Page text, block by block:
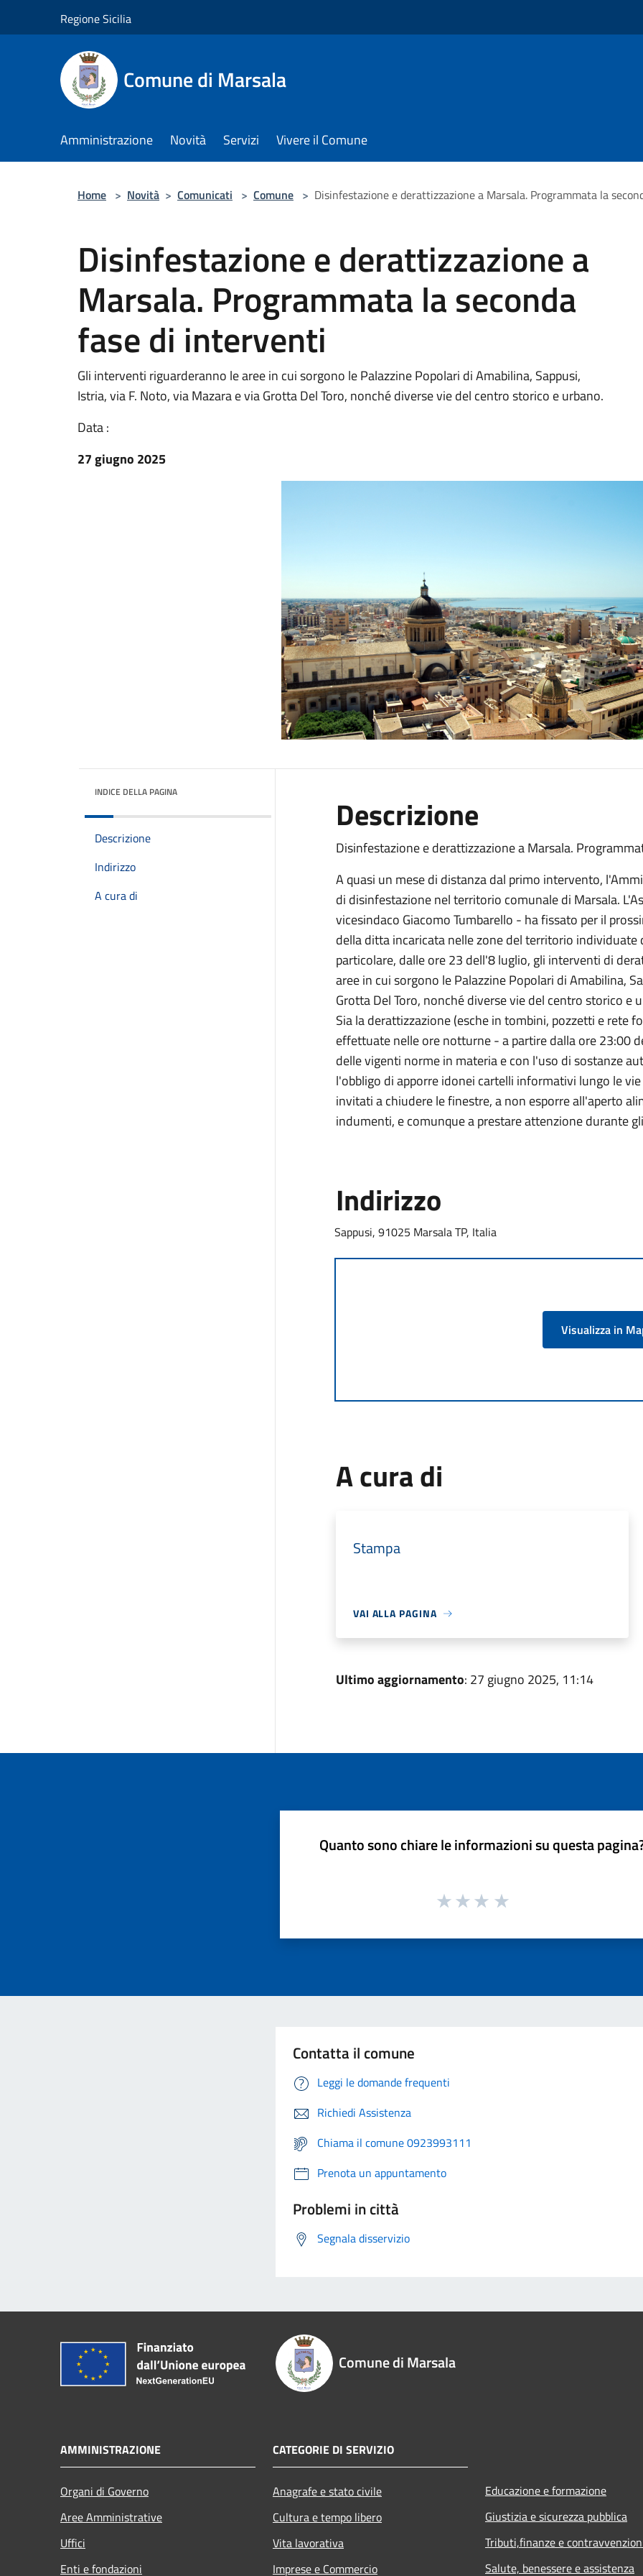
Regione Sicilia
Comune di Marsala
Amministrazione Novità Servizi Vivere il Comune
Home > Novità > Comunicati > Comune > Disinfestazione e derattizzazione a Marsala. Programmata la
Disinfestazione e derattizzazione a
Marsala. Programmata la seconda
fase di interventi
Gli interventi riguarderanno le aree in cui sorgono le Palazzine Popolari di Amabilina, Sappusi,
Istria, via F. Noto, via Mazara e via Grotta Del Toro, nonché diverse vie del centro storico e urbano.
Data :
27 giugno 2025
INDICE DELLA PAGINA
Descrizione
Indirizzo
A cura di
Descrizione
Disinfestazione e derattizzazione a Marsala.
A quasi un mese di distanza dal primo intervento,
di disinfestazione nel territorio comunale di Marsala.
vicesindaco Giacomo Tumbarello - ha fissato per il
della ditta incaricata nelle zone del territorio individuate
particolare, dalle ore 23 dell'8 luglio, gli interventi di
aree in cui sorgono le Palazzine Popolari di Amabilina,
Grotta Del Toro, nonché diverse vie del centro storico e
Sia la derattizzazione (esche in tombini, pozzetti e rete
effettuate nelle ore notturne - a partire dalla ore 23:00
delle vigenti norme in materia e con l'uso di sostanze
l'obbligo di apporre idonei cartelli informativi lungo le
invitati a chiudere le finestre, a non esporre all'aperto
indumenti, e comunque a prestare attenzione durante
Indirizzo
Sappusi, 91025 Marsala TP, Italia
Visualizza in
A cura di
Stampa
VAI ALLA PAGINA
Ultimo aggiornamento: 27 giugno 2025, 11:14
Quanto sono chiare le informazioni su questa
Contatta il comune
Leggi le domande frequenti
Richiedi Assistenza
Chiama il comune 0923993111
Prenota un appuntamento
Problemi in città
Segnala disservizio
Comune di Marsala
AMMINISTRAZIONE
Organi di Governo
Aree Amministrative
Uffici
Enti e fondazioni
CATEGORIE DI SERVIZIO
Anagrafe e stato civile
Cultura e tempo libero
Vita lavorativa
Imprese e Commercio
Educazione e formazione
Giustizia e sicurezza pubblica
Tributi,finanze e
Salute, benessere e assistenza